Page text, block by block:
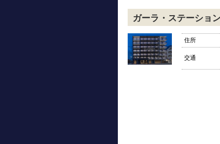
ガーラ・ステーショ
住所
交通